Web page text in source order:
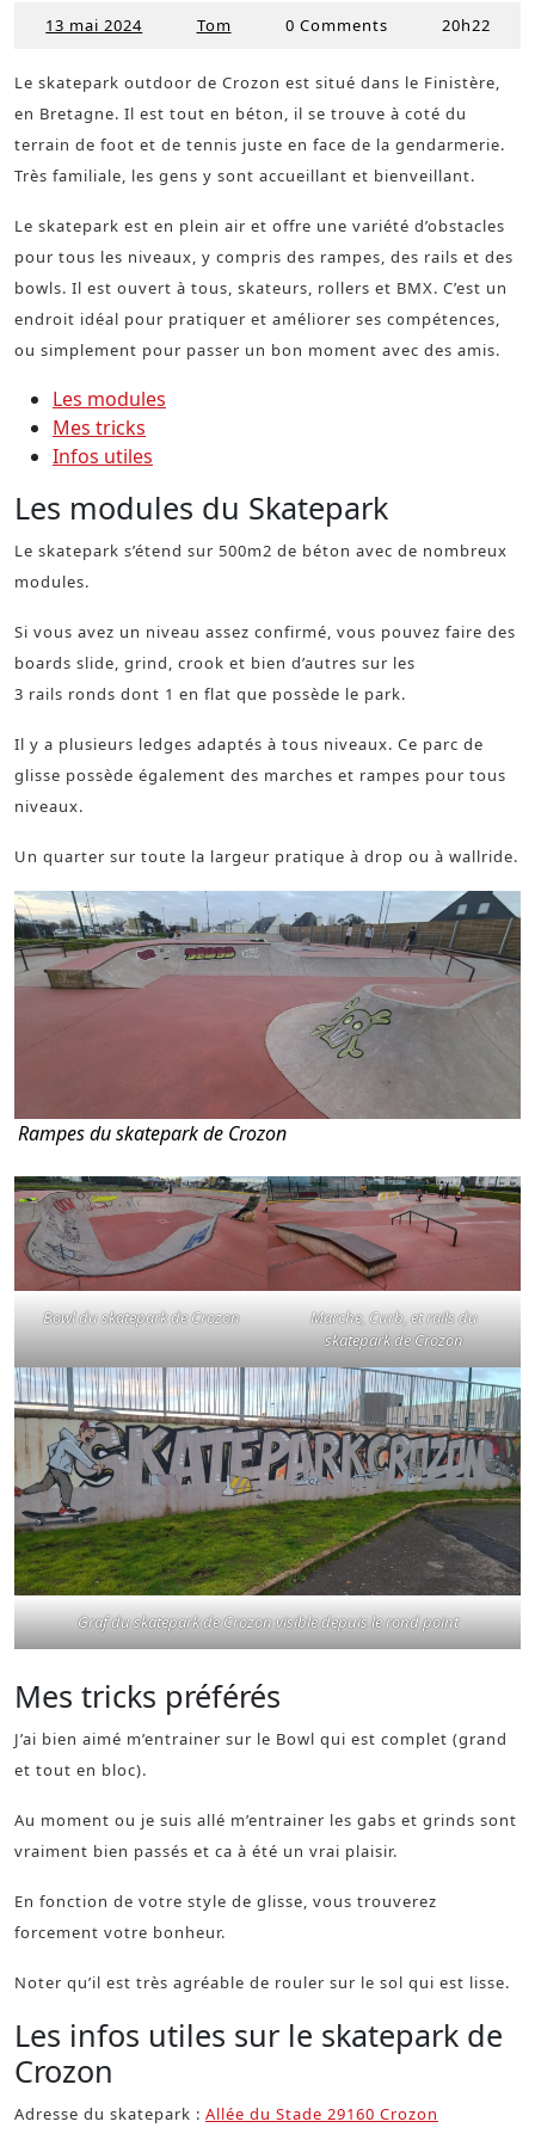
13 mai 2024
2024
Tom 0 Comments 20h22
Le skatepark outdoor de Crozon est situé dans le Finistère,
en Bretagne. Il est tout en béton, il se trouve à coté du
terrain de foot et de tennis juste en face de la gendarmerie.
Très familiale, les gens y sont accueillant et bienveillant.
Le skatepark est en plein air et offre une variété d’obstacles
pour tous les niveaux, y compris des rampes, des rails et des
bowls. Il est ouvert à tous, skateurs, rollers et BMX. C’est un
endroit idéal pour pratiquer et améliorer ses compétences,
ou simplement pour passer un bon moment avec des amis.
Les modules
Mes tricks
Infos utiles
Les modules du Skatepark
Le skatepark s’étend sur 500m2 de béton avec de nombreux
modules.
Si vous avez un niveau assez confirmé, vous pouvez faire des
boards slide, grind, crook et bien d’autres sur les
3 rails ronds dont 1 en flat que possède le park.
Il y a plusieurs ledges adaptés à tous niveaux. Ce parc de
glisse possède également des marches et rampes pour tous
niveaux.
Un quarter sur toute la largeur pratique à drop ou à wallride.
Rampes du skatepark de Crozon
Bowl du skatepark de Crozon
Marche, Curb, et rails du
skatepark de Crozon
Graf du skatepark de Crozon visible depuis le rond point
Mes tricks préférés
J’ai bien aimé m’entrainer sur le Bowl qui est complet (grand
et tout en bloc).
Au moment ou je suis allé m’entrainer les gabs et grinds sont
vraiment bien passés et ca à été un vrai plaisir.
En fonction de votre style de glisse, vous trouverez
forcement votre bonheur.
Noter qu’il est très agréable de rouler sur le sol qui est lisse.
Les infos utiles sur le skatepark de
Crozon
Adresse du skatepark : Allée du Stade 29160 Crozon